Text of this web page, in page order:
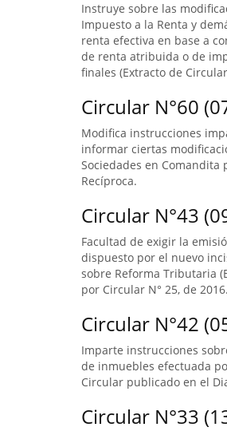
Instruye sobre las
Impuesto a la Renta y
renta efectiva en base a
de renta atribuida o de
finales (Extracto de
Circular N°60
Modifica instrucciones
informar ciertas
Sociedades en Comandita
Recíproca.
Circular N°43
Facultad de exigir la
dispuesto por el nuevo
sobre Reforma Tributaria
por Circular N° 25, de 2016.
Circular N°42
Imparte instrucciones
de inmuebles efectuada
Circular publicado en el
Circular N°33